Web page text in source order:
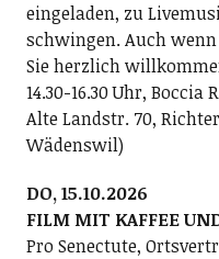
eingeladen, zu
schwingen. Auch
Sie herzlich
14.30-16.30 Uhr, Boccia
Alte Landstr. 70,
Wädenswil)
DO, 15.10.2026
FILM MIT KAFFEE
Pro Senectute,